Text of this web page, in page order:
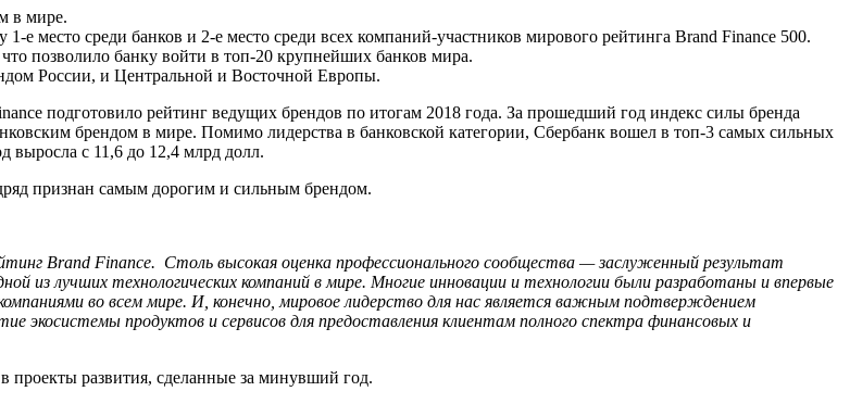
в мире.
е место среди банков и 2-е место среди всех компаний-участников мирового рейтинга Brand Finance 500.
позволило банку войти в топ-20 крупнейших банков мира.
России, и Центральной и Восточной Европы.
подготовило рейтинг ведущих брендов по итогам 2018 года. За прошедший год индекс силы бренда
брендом в мире. Помимо лидерства в банковской категории, Сбербанк вошел в топ-3 самых сильных
выросла с 11,6 до 12,4 млрд долл.
признан самым дорогим и сильным брендом.
Brand Finance. Столь высокая оценка профессионального сообщества — заслуженный результат
лучших технологических компаний в мире. Многие инновации и технологии были разработаны и впервые
во всем мире. И, конечно, мировое лидерство для нас является важным подтверждением
экосистемы продуктов и сервисов для предоставления клиентам полного спектра финансовых и
развития, сделанные за минувший год.